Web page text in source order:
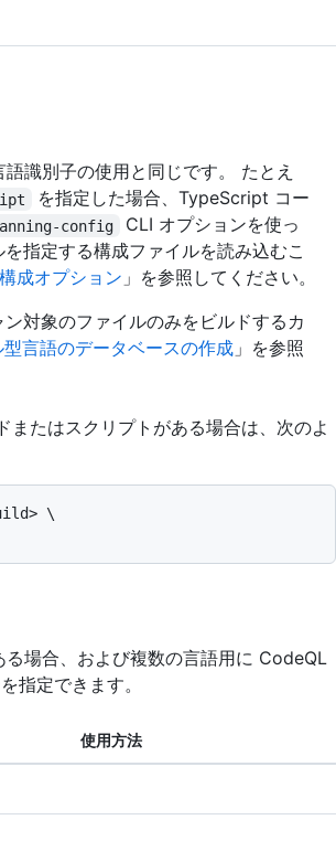
識別子の使用と同じです。 たとえ
を指定した場合、TypeScript コー
config
CLI オプションを使っ
指定する構成ファイルを読み込むこ
成オプション 」を参照してください。
対象のファイルのみをビルドするカ
型言語のデータベースの作成 」を参照
たはスクリプトがある場合は、次のよ
場合、および複数の言語用に CodeQL
指定できます。
使用方法